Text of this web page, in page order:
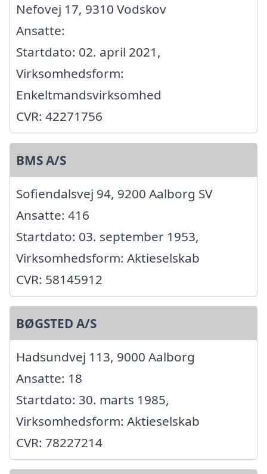
Nefovej 17, 9310 Vodskov
Ansatte:
Startdato: 02. april 2021,
Virksomhedsform:
Enkeltmandsvirksomhed
CVR: 42271756
BMS A/S
Sofiendalsvej 94, 9200 Aalborg SV
Ansatte: 416
Startdato: 03. september 1953,
Virksomhedsform: Aktieselskab
CVR: 58145912
BØGSTED A/S
Hadsundvej 113, 9000 Aalborg
Ansatte: 18
Startdato: 30. marts 1985,
Virksomhedsform: Aktieselskab
CVR: 78227214